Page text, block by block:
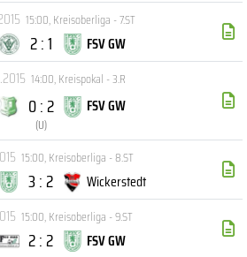
15:00,Kreisoberliga - 7.ST
2 : 1
FSV GW
14:00,Kreispokal - 3.R
0 : 2
(U)
FSV GW
15:00,Kreisoberliga - 8.ST
3 : 2
Wickerstedt
15:00,Kreisoberliga - 9.ST
2 : 2
FSV GW